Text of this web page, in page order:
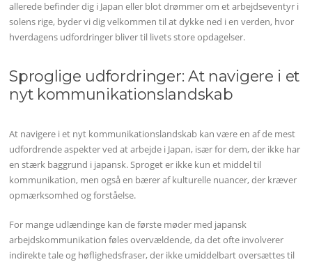
allerede befinder dig i Japan eller blot drømmer om et arbejdseventyr i
solens rige, byder vi dig velkommen til at dykke ned i en verden, hvor
hverdagens udfordringer bliver til livets store opdagelser.
Sproglige udfordringer: At navigere i et
nyt kommunikationslandskab
At navigere i et nyt kommunikationslandskab kan være en af de mest
udfordrende aspekter ved at arbejde i Japan, især for dem, der ikke har
en stærk baggrund i japansk. Sproget er ikke kun et middel til
kommunikation, men også en bærer af kulturelle nuancer, der kræver
opmærksomhed og forståelse.
For mange udlændinge kan de første møder med japansk
arbejdskommunikation føles overvældende, da det ofte involverer
indirekte tale og høflighedsfraser, der ikke umiddelbart oversættes til